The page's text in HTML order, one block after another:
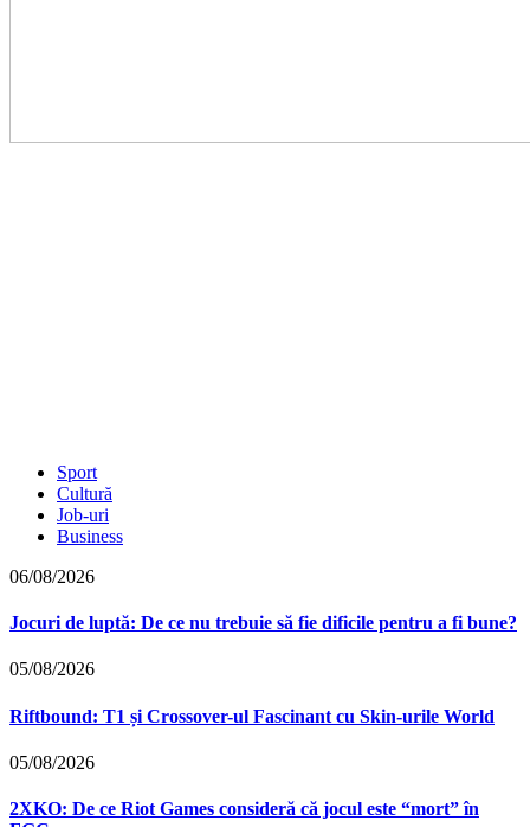
Sport
Cultură
Job-uri
Business
06/08/2026
Jocuri de luptă: De ce nu trebuie să fie dificile pentru a fi bune?
05/08/2026
Riftbound: T1 și Crossover-ul Fascinant cu Skin-urile World
05/08/2026
2XKO: De ce Riot Games consideră că jocul este “mort” în